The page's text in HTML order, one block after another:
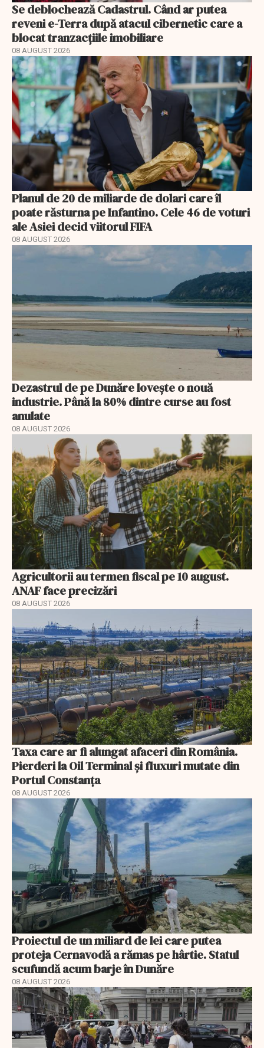
Se deblochează Cadastrul. Când ar putea
reveni e-Terra după atacul cibernetic care a
blocat tranzacțiile imobiliare
08 AUGUST 2026
Planul de 20 de miliarde de dolari care îl
poate răsturna pe Infantino. Cele 46 de voturi
ale Asiei decid viitorul FIFA
08 AUGUST 2026
Dezastrul de pe Dunăre lovește o nouă
industrie. Până la 80% dintre curse au fost
anulate
08 AUGUST 2026
Agricultorii au termen fiscal pe 10 august.
ANAF face precizări
08 AUGUST 2026
Taxa care ar fi alungat afaceri din România.
Pierderi la Oil Terminal și fluxuri mutate din
Portul Constanța
08 AUGUST 2026
Proiectul de un miliard de lei care putea
proteja Cernavodă a rămas pe hârtie. Statul
scufundă acum barje în Dunăre
08 AUGUST 2026